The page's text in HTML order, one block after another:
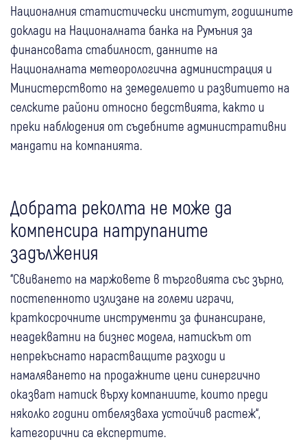
Националния статистически институт, годишните
доклади на Националната банка на Румъния за
финансовата стабилност, данните на
Националната метеорологична администрация и
Министерството на земеделието и развитието на
селските райони относно бедствията, както и
преки наблюдения от съдебните административни
мандати на компанията.
Добрата реколта не може да
компенсира натрупаните
задължения
“Свиването на маржовете в търговията със зърно,
постепенното излизане на големи играчи,
краткосрочните инструменти за финансиране,
неадекватни на бизнес модела, натискът от
непрекъснато нарастващите разходи и
намаляването на продажните цени синергично
оказват натиск върху компаниите, които преди
няколко години отбелязваха устойчив растеж“,
категорични са експертите.